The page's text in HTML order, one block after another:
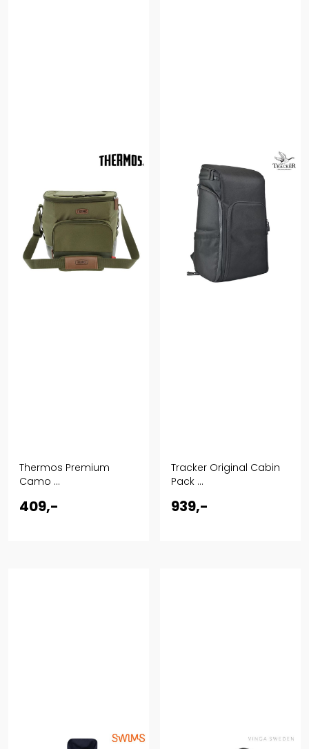
Thermos Premium
Camo ...
409,-
Tracker Original Cabin
Pack ...
939,-